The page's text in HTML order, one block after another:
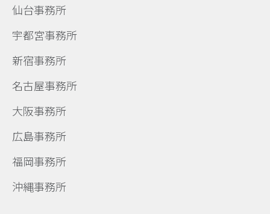
仙台事務所
宇都宮事務所
新宿事務所
名古屋事務所
大阪事務所
広島事務所
福岡事務所
沖縄事務所